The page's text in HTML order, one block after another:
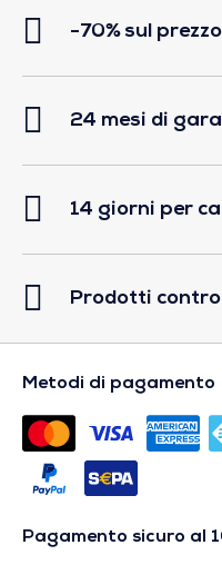
-70% sul
24 mesi di
14 giorni per
Prodotti
Metodi di pagamento
Pagamento sicuro al